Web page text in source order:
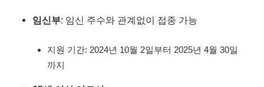
임신부: 임신 주수와 관계없이 접종 가능
지원 기간: 2024년 10월 2일부터 2025년 4월 30일
까지